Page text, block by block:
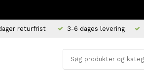
returfrist 3-6 dages levering